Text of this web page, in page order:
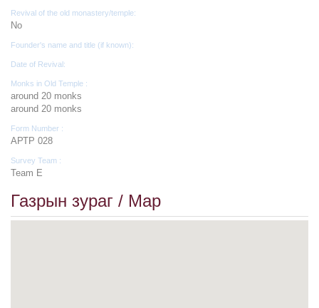
Revival of the old monastery/temple:
No
Founder's name and title (if known):
Date of Revival:
Monks in Old Temple :
around 20 monks
around 20 monks
Form Number :
АРТР 028
Survey Team :
Team E
Газрын зураг / Map